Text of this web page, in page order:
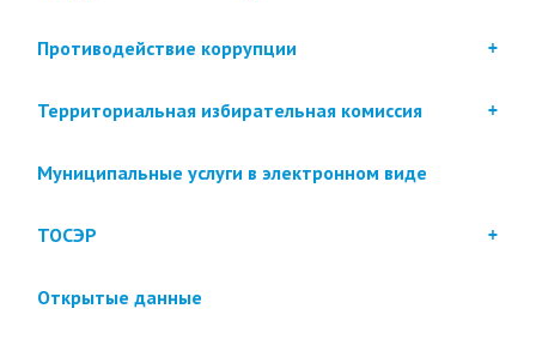
Противодействие коррупции
Территориальная избирательная комиссия
Муниципальные услуги в электронном виде
ТОСЭР
Открытые данные